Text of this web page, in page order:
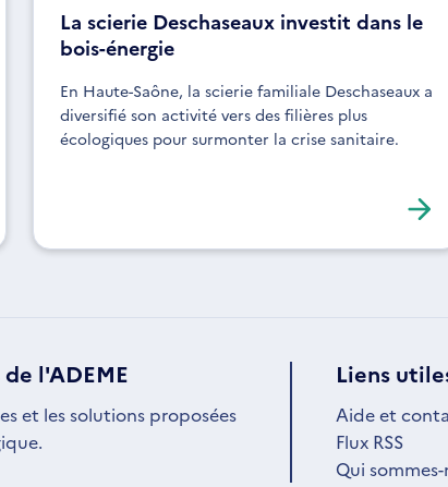
La scierie Deschaseaux investit dans le
bois-énergie
En Haute-Saône, la scierie familiale Deschaseaux a
diversifié son activité vers des filières plus
écologiques pour surmonter la crise sanitaire.
l'ADEME
et les solutions proposées
Liens
Aide et
Flux RSS
Qui